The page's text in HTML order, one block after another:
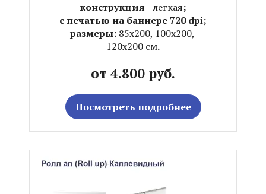
конструкция -легкая;
с печатью на баннере 720 dpi;
размеры: 85х200, 100х200,
120х200 см.
от 4.800 руб.
Посмотреть подробнее